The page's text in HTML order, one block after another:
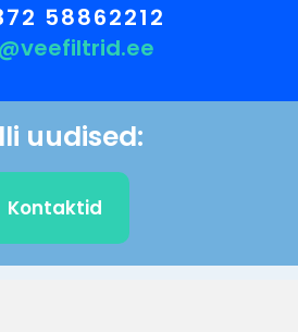
58862212
uudised:
Kontaktid